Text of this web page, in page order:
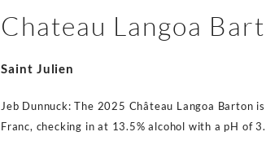
Chateau Langoa
Saint Julien
Jeb Dunnuck: The 2025 Château Langoa Barton
Franc, checking in at 13.5% alcohol with a pH of